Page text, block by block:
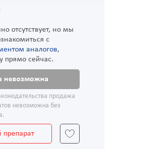
отсутствует, но мы
с
аналогов,
прямо сейчас.
невозможна
продажа
невозможна без
препарат